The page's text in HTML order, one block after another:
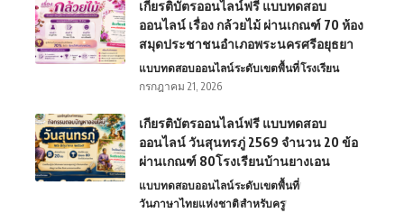
เกียรติบัตรออนไลน์ฟรี แบบทดสอบ
ออนไลน์ เรื่อง กล้วยไม้ ผ่านเกณฑ์ 70 ห้อง
สมุดประชาชนอำเภอพระนครศรีอยุธยา
แบบทดสอบออนไลน์ระดับเขตพื้นที่โรงเรียน
กรกฎาคม 21, 2026
เกียรติบัตรออนไลน์ฟรี แบบทดสอบ
ออนไลน์ วันสุนทรภู่ 2569 จำนวน 20 ข้อ
ผ่านเกณฑ์ 80โรงเรียนบ้านยางเอน
แบบทดสอบออนไลน์ระดับเขตพื้นที่
วันภาษาไทยแห่งชาติสำหรับครู